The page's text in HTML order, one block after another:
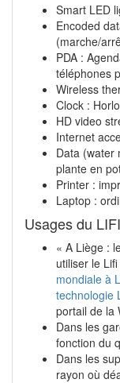
Smart LED
Encoded
(marche/
PDA :
téléphones
Wireless
Clock :
HD video
Internet
Data (water
plante en
Printer :
Laptop :
Usages du LIFI
« A Liège :
utiliser le
mondiale à
technologie
portail de la
Dans les
fonction du
Dans les
rayon où